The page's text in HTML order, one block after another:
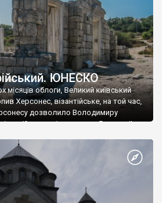
ЮНЕСКО
місяців облоги, Великий київський
Херсонес, візантійське, на той час,
дозволило Володимиру
імператору Василю ІІ, та
став Василем-християнином.
Русі. На честь Херсонесу Таврійського